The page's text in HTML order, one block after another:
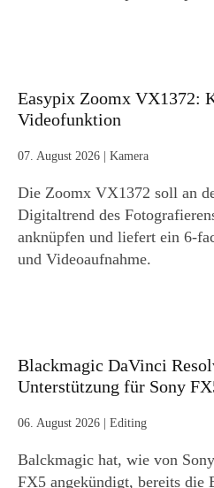
Easypix Zoomx VX1372:
Videofunktion
07. August 2026 Kamera
Die Zoomx VX1372 soll an
Digitaltrend des
anknüpfen und liefert ein 6-
und Videoaufnahme.
Blackmagic DaVinci
Unterstützung für Sony
06. August 2026 Editing
Balckmagic hat, wie von
FX5 angekündigt, bereits die